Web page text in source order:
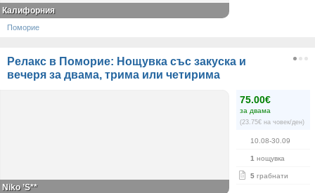
Калифорния
Поморие
Релакс в Поморие: Нощувка със закуска и
вечеря за двама, трима или четирима
75.00€
за двама
(23.75€ на човек/ден)
10.08-30.09
1 нощувка
5 грабнати
Niko ’S**